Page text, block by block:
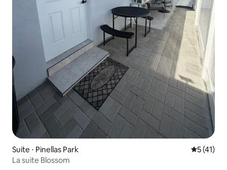
Suite ⋅ Pinellas Park
5 (41)
La suite Blossom